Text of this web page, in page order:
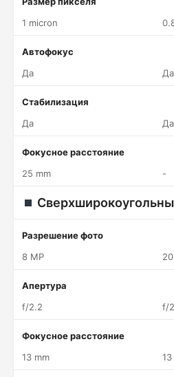
1 micron
Автофокус
Да
Да
Стабилизация
Да
Да
Фокусное расстояние
25 mm
-
Разрешение фото
8 MP
Апертура
f/2.2
f/
Фокусное расстояние
13 mm